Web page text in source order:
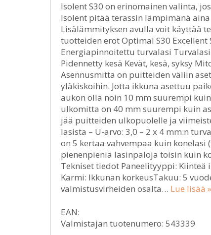
Isolent S30 on erinomainen valinta,
Isolent pitää terassin lämpimänä
Lisälämmityksen avulla voit käyttää
tuotteiden erot Optimal S30 Excellent
Energiapinnoitettu turvalasi Turvalasi
Pidennetty kesä Kevät, kesä, syksy
Asennusmitta on puitteiden väliin
yläkiskoihin. Jotta ikkuna asettuu
aukon olla noin 10 mm suurempi
ulkomitta on 40 mm suurempi kuin
jää puitteiden ulkopuolelle ja
lasista – U-arvo: 3,0 – 2 x 4 mm:n
on 5 kertaa vahvempaa kuin
pienenpieniä lasinpaloja toisin kuin
Tekniset tiedot Paneelityyppi:
Karmi: Ikkunan korkeusTakuu: 5
valmistusvirheiden osalta… Lue lisää »
EAN:
Valmistajan tuotenumero: 543339